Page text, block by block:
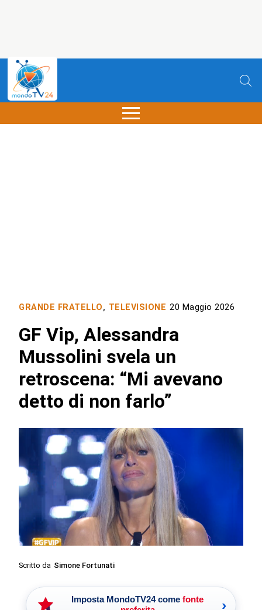
GRANDE FRATELLO, TELEVISIONE 20 Maggio 2026
GF Vip, Alessandra
Mussolini svela un
retroscena: “Mi avevano
detto di non farlo”
Scritto da Simone Fortunati
Imposta MondoTV24 come fonte
›